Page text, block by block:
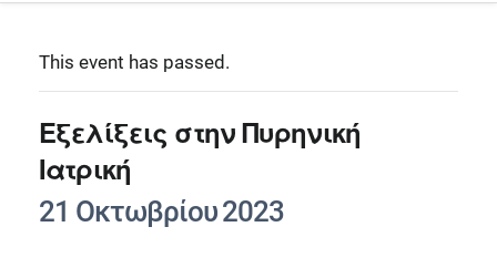
This event has passed.
Εξελίξεις στην Πυρηνική
Ιατρική
21 Οκτωβρίου 2023